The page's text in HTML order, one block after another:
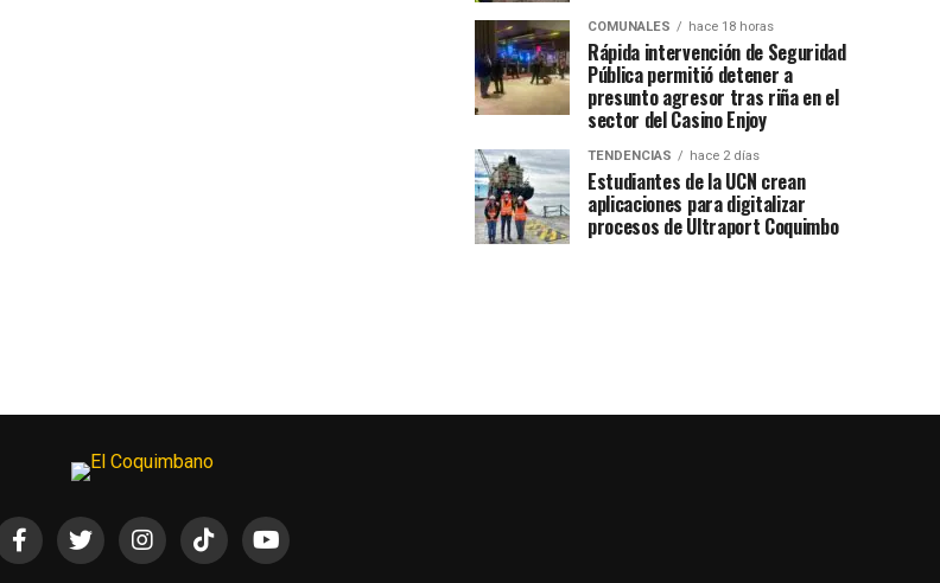
COMUNALES hace 18 horas
Rápida intervención de Seguridad
Pública permitió detener a
presunto agresor tras riña en el
sector del Casino Enjoy
TENDENCIAS hace 2 días
Estudiantes de la UCN crean
aplicaciones para digitalizar
procesos de Ultraport Coquimbo